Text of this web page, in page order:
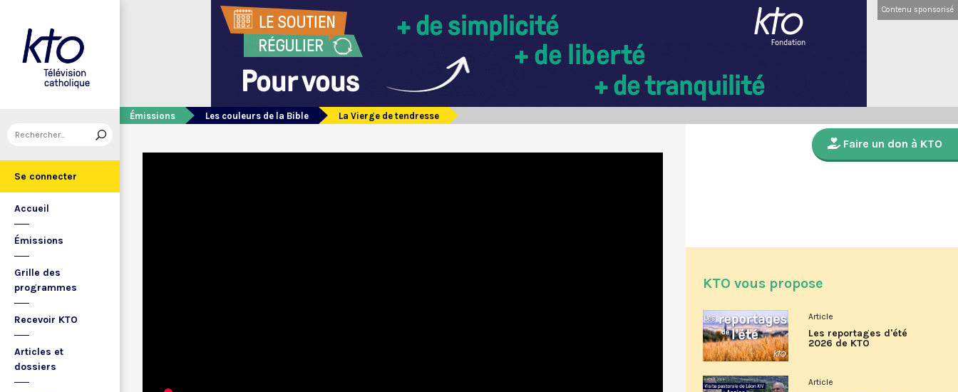
Se connecter
Accueil
Émissions
Grille des
programmes
Recevoir KTO
Articles et
dossiers
Contenu sponsorisé
Émissions Les couleurs de la Bible La Vierge de tendresse
Faire un don à KTO
KTO vous propose
Article
Les reportages d'été
2026 de KTO
Article